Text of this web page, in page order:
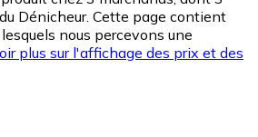
Dénicheur. Cette page contient
nous percevons une
plus sur l'affichage des prix et des